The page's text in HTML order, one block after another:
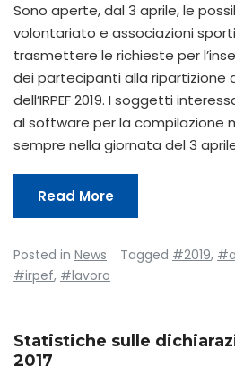
Sono aperte, dal 3 aprile, le
volontariato e associazioni
trasmettere le richieste per
dei partecipanti alla ripartizione
dell’IRPEF 2019. I soggetti
al software per la compilazione
sempre nella giornata del 3
Read More
Posted in News Tagged #2019,
#irpef, #lavoro
Statistiche sulle
2017